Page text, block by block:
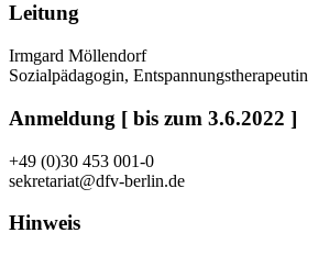
Leitung
Irmgard Möllendorf
Sozialpädagogin, Entspannungstherapeutin
Anmeldung [ bis zum 3.6.2022 ]
+49 (0)30 453 001-0
sekretariat@dfv-berlin.de
Hinweis